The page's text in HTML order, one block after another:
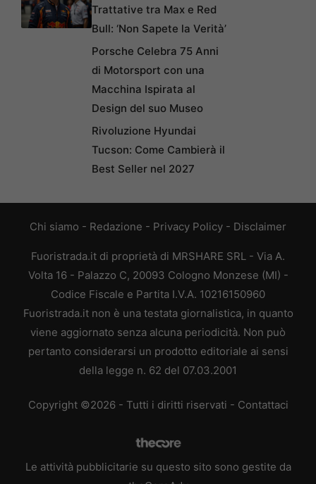
Trattative tra Max e Red
Bull: ‘Non Sapete la Verità’
Porsche Celebra 75 Anni
di Motorsport con una
Macchina Ispirata al
Design del suo Museo
Rivoluzione Hyundai
Tucson: Come Cambierà il
Best Seller nel 2027
Chi siamo - Redazione - Privacy Policy - Disclaimer
Fuoristrada.it di proprietà di MRSHARE SRL - Via A.
Volta 16 - Palazzo C, 20093 Cologno Monzese (MI) -
Codice Fiscale e Partita I.V.A. 10216150960
Fuoristrada.it non è una testata giornalistica, in quanto
viene aggiornato senza alcuna periodicità. Non può
pertanto considerarsi un prodotto editoriale ai sensi
della legge n. 62 del 07.03.2001
Copyright ©2026 - Tutti i diritti riservati - Contattaci
Le attività pubblicitarie su questo sito sono gestite da